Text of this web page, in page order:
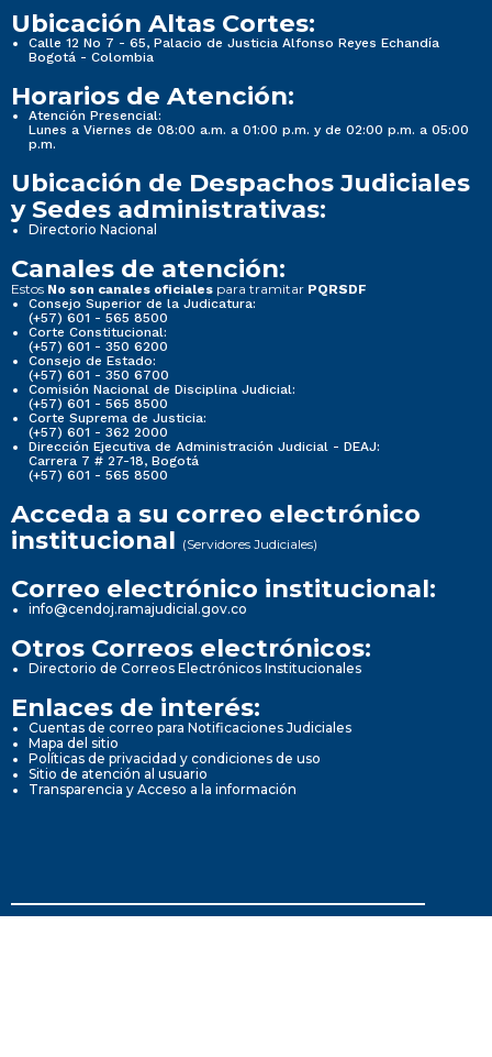
Ubicación Altas Cortes:
Calle 12 No 7 - 65, Palacio de Justicia Alfonso Reyes Echandía
Bogotá - Colombia
Horarios de Atención:
Atención Presencial:
Lunes a Viernes de 08:00 a.m. a 01:00 p.m. y de 02:00 p.m. a 05:00
p.m.
Ubicación de Despachos Judiciales
y Sedes administrativas:
Directorio Nacional
Canales de atención:
Estos No son canales oficiales para tramitar PQRSDF
Consejo Superior de la Judicatura:
(+57) 601 - 565 8500
Corte Constitucional:
(+57) 601 - 350 6200
Consejo de Estado:
(+57) 601 - 350 6700
Comisión Nacional de Disciplina Judicial:
(+57) 601 - 565 8500
Corte Suprema de Justicia:
(+57) 601 - 362 2000
Dirección Ejecutiva de Administración Judicial - DEAJ:
Carrera 7 # 27-18, Bogotá
(+57) 601 - 565 8500
Acceda a su correo electrónico
institucional (Servidores Judiciales)
Correo electrónico institucional:
info@cendoj.ramajudicial.gov.co
Otros Correos electrónicos:
Directorio de Correos Electrónicos Institucionales
Enlaces de interés:
Cuentas de correo para Notificaciones Judiciales
Mapa del sitio
Políticas de privacidad y condiciones de uso
Sitio de atención al usuario
Transparencia y Acceso a la información